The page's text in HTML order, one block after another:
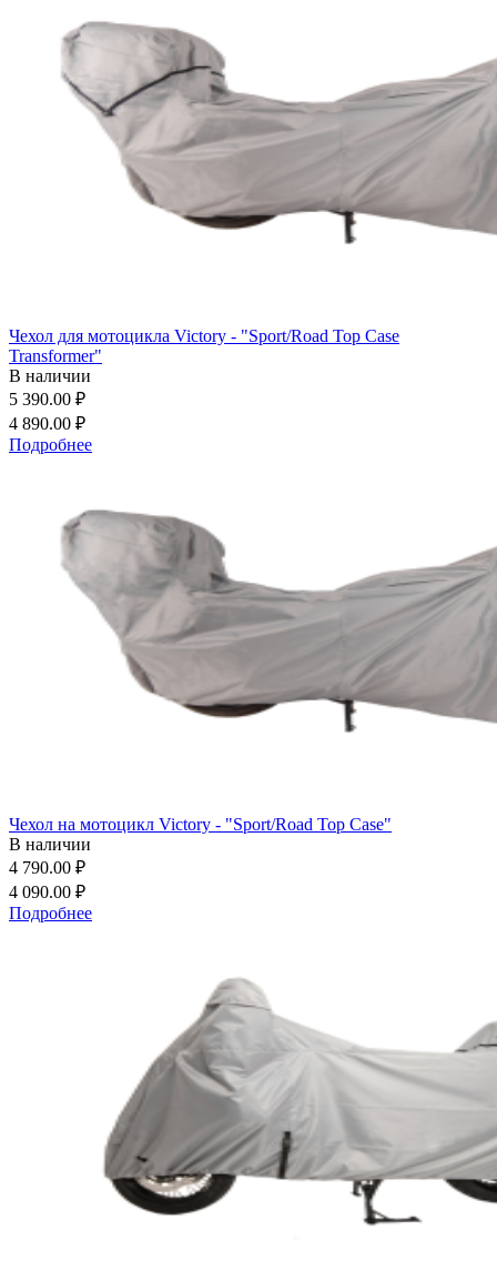
Чехол для мотоцикла Victory - "Sport/Road Top Case
Transformer"
В наличии
5 390.00 ₽
4 890.00 ₽
Подробнее
Чехол на мотоцикл Victory - "Sport/Road Top Case"
В наличии
4 790.00 ₽
4 090.00 ₽
Подробнее